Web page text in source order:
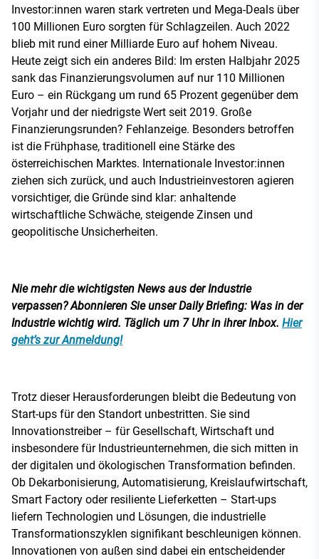
Investor:innen waren stark vertreten und Mega-Deals über
100 Millionen Euro sorgten für Schlagzeilen. Auch 2022
blieb mit rund einer Milliarde Euro auf hohem Niveau.
Heute zeigt sich ein anderes Bild: Im ersten Halbjahr 2025
sank das Finanzierungsvolumen auf nur 110 Millionen
Euro – ein Rückgang um rund 65 Prozent gegenüber dem
Vorjahr und der niedrigste Wert seit 2019. Große
Finanzierungsrunden? Fehlanzeige. Besonders betroffen
ist die Frühphase, traditionell eine Stärke des
österreichischen Marktes. Internationale Investor:innen
ziehen sich zurück, und auch Industrieinvestoren agieren
vorsichtiger, die Gründe sind klar: anhaltende
wirtschaftliche Schwäche, steigende Zinsen und
geopolitische Unsicherheiten.
Nie mehr die wichtigsten News aus der Industrie
verpassen? Abonnieren Sie unser Daily Briefing: Was in der
Industrie wichtig wird. Täglich um 7 Uhr in ihrer Inbox. Hier
geht’s zur Anmeldung!
Trotz dieser Herausforderungen bleibt die Bedeutung von
Start-ups für den Standort unbestritten. Sie sind
Innovationstreiber – für Gesellschaft, Wirtschaft und
insbesondere für Industrieunternehmen, die sich mitten in
der digitalen und ökologischen Transformation befinden.
Ob Dekarbonisierung, Automatisierung, Kreislaufwirtschaft,
Smart Factory oder resiliente Lieferketten – Start-ups
liefern Technologien und Lösungen, die industrielle
Transformationszyklen signifikant beschleunigen können.
Innovationen von außen sind dabei ein entscheidender